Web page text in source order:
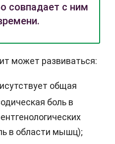
совпадает с ним
может развиваться:
общая
боль в
в области мышц);